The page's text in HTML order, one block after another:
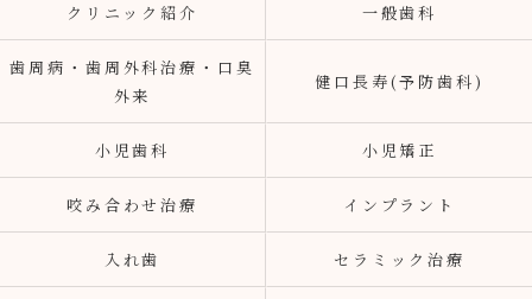
クリニック紹介 一般歯科
歯周病・歯周外科治療・口臭
外来
健口長寿(予防歯科)
小児歯科 小児矯正
咬み合わせ治療 インプラント
入れ歯 セラミック治療